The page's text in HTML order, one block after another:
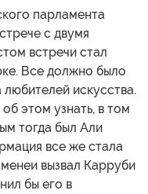
парламента
с двумя
встречи стал
Все должно было
любителей искусства.
этом узнать, в том
тогда был Али
все же стала
вызвал Карруби
бы его в